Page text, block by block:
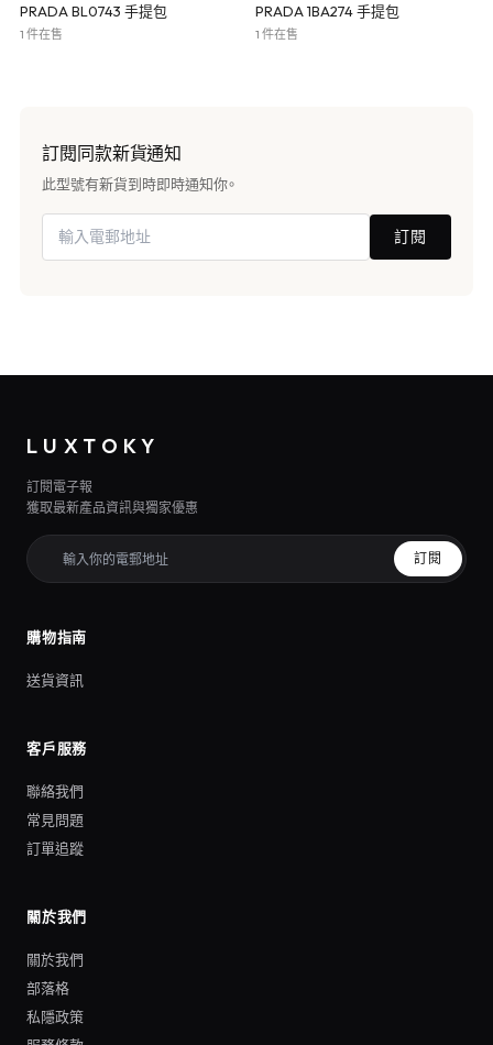
PRADA BL0743 手提包
1 件在售
PRADA 1BA274 手提包
1 件在售
訂閱同款新貨通知
此型號有新貨到時即時通知你。
訂閱
LUXTOKY
訂閱電子報
獲取最新產品資訊與獨家優惠
訂閱
購物指南
送貨資訊
客戶服務
聯絡我們
常見問題
訂單追蹤
關於我們
關於我們
部落格
私隱政策